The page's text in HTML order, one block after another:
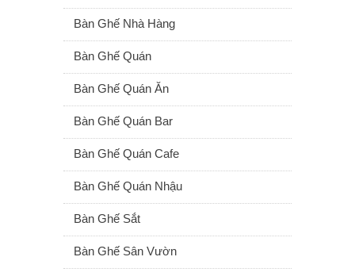
Bàn Ghế Nhà Hàng
Bàn Ghế Quán
Bàn Ghế Quán Ăn
Bàn Ghế Quán Bar
Bàn Ghế Quán Cafe
Bàn Ghế Quán Nhậu
Bàn Ghế Sắt
Bàn Ghế Sân Vườn